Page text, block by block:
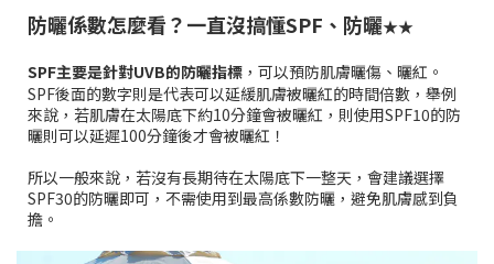
防曬係數怎麼看？一直沒搞懂SPF、防曬★★
SPF主要是針對UVB的防曬指標 ，可以預防肌膚曬傷、曬紅。
SPF後面的數字則是代表可以延緩肌膚被曬紅的時間倍數，舉例
來說，若肌膚在太陽底下約10分鐘會被曬紅，則使用SPF10的防
曬則可以延遲100分鐘後才會被曬紅！
所以一般來說，若沒有長期待在太陽底下一整天，會建議選擇
SPF30的防曬即可，不需使用到最高係數防曬，避免肌膚感到負
擔。